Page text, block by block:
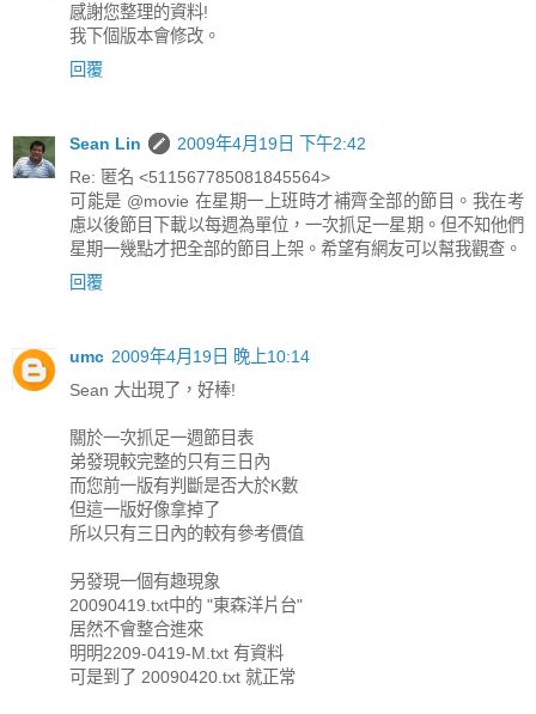
感謝您整理的資料!
我下個版本會修改。
回覆
Sean Lin
2009年4月19日 下午2:42
Re: 匿名 <511567785081845564>
可能是 @movie 在星期一上班時才補齊全部的節目。我在考
慮以後節目下載以每週為單位，一次抓足一星期。但不知他們
星期一幾點才把全部的節目上架。希望有網友可以幫我觀查。
回覆
umc 2009年4月19日 晚上10:14
Sean 大出現了，好棒!
關於一次抓足一週節目表
弟發現較完整的只有三日內
而您前一版有判斷是否大於K數
但這一版好像拿掉了
所以只有三日內的較有參考價值
另發現一個有趣現象
20090419.txt中的 "東森洋片台"
居然不會整合進來
明明2209-0419-M.txt 有資料
可是到了 20090420.txt 就正常